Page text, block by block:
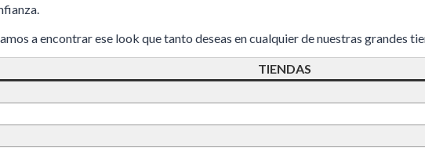
a encontrar ese look que tanto deseas en cualquier de nuestras grandes
TIENDAS